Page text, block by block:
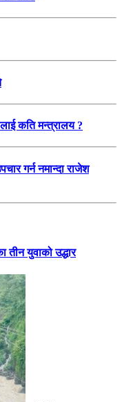
कति मन्त्रालय ?
गर्न नमान्दा राजेश
तीन युवाको उद्धार